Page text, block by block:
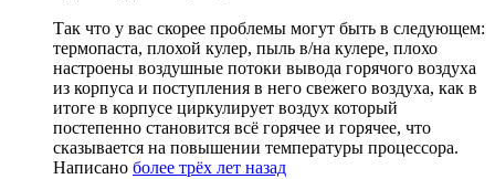
Так что у вас скорее проблемы могут быть в следующем:
термопаста, плохой кулер, пыль в/на кулере, плохо
настроены воздушные потоки вывода горячого воздуха
из корпуса и поступления в него свежего воздуха, как в
итоге в корпусе циркулирует воздух который
постепенно становится всё горячее и горячее, что
сказывается на повышении температуры процессора.
Написано более трёх лет назад